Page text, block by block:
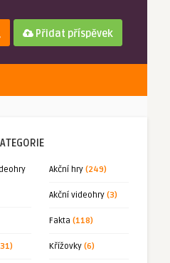
Přidat příspěvek
Akční hry (249)
Akční videohry (3)
Fakta (118)
Křížovky (6)